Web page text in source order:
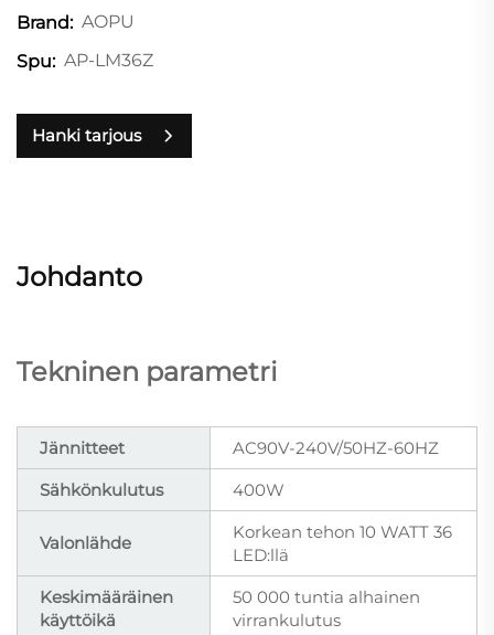
Brand: AOPU
Spu: AP-LM36Z
Hanki tarjous
Johdanto
Tekninen parametri
Jännitteet
AC90V-240V/50HZ-60HZ
Sähkönkulutus
400W
Valonlähde
Korkean tehon 10 WATT 36
LED:llä
Keskimääräinen
käyttöikä
50 000 tuntia alhainen
virrankulutus